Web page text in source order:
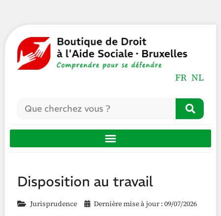
FR NL
Disposition au travail
Jurisprudence Dernière mise à jour : 09/07/2026